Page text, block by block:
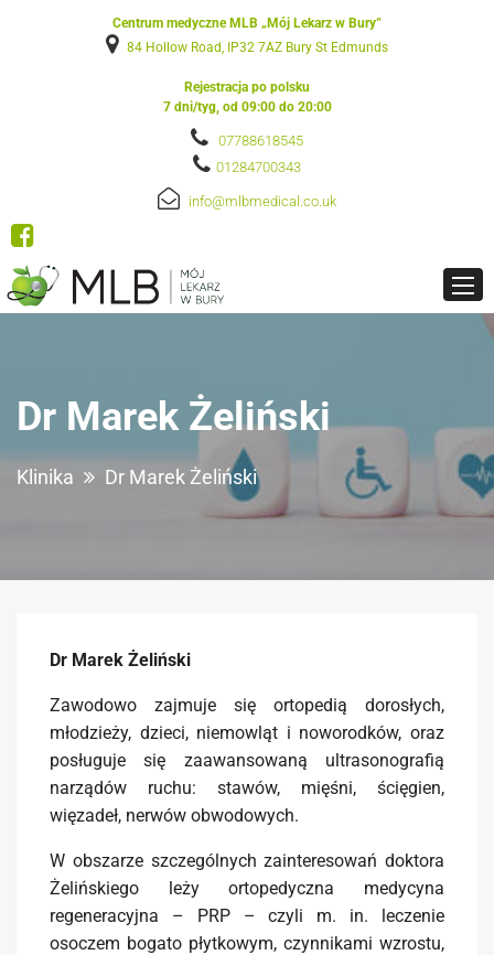
Centrum medyczne MLB „Mój Lekarz w Bury”
84 Hollow Road, IP32 7AZ Bury St Edmunds
Rejestracja po polsku
7 dni/tyg, od 09:00 do 20:00
07788618545
01284700343
info@mlbmedical.co.uk
Dr Marek Żeliński
Klinika Dr Marek Żeliński
Dr Marek Żeliński
Zawodowo zajmuje się ortopedią dorosłych,
młodzieży, dzieci, niemowląt i noworodków, oraz
posługuje się zaawansowaną ultrasonografią
narządów ruchu: stawów, mięśni, ścięgien,
więzadeł, nerwów obwodowych.
W obszarze szczególnych zainteresowań doktora
Żelińskiego leży ortopedyczna medycyna
regeneracyjna – PRP – czyli m. in. leczenie
osoczem bogato płytkowym, czynnikami wzrostu,